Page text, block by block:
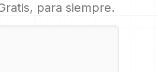
para siempre.